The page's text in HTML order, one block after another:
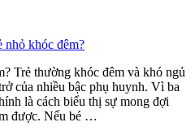
Trẻ thường khóc đêm và khó ngủ
của nhiều bậc phụ huynh. Vì ba
là cách biểu thị sự mong đợi
được. Nếu bé …